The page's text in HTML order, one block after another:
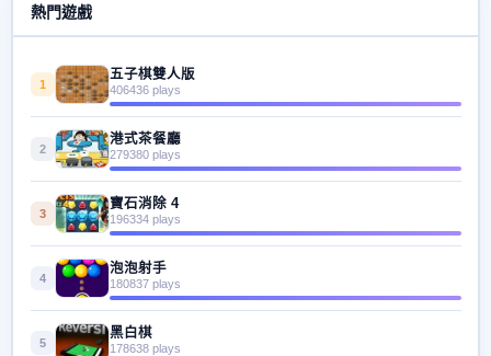
熱門遊戲
1
五子棋雙人版
406436 plays
2
港式茶餐廳
279380 plays
3
寶石消除 4
196334 plays
4
泡泡射手
180837 plays
5
黑白棋
178638 plays